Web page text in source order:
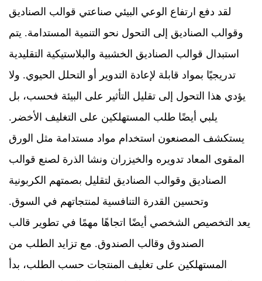
لقد دفع ارتفاع الوعي البيئي صناعتي قوالب الصناديق
وقوالب الصناديق إلى التحول نحو التنمية المستدامة. يتم
استبدال قوالب الصناديق الخشبية والبلاستيكية التقليدية
تدريجيًا بمواد قابلة لإعادة التدوير أو التحلل الحيوي. ولا
يؤدي هذا التحول إلى تقليل التأثير على البيئة فحسب، بل
يلبي أيضًا طلب المستهلكين على التغليف الأخضر.
يستكشف المصنعون استخدام مواد مستدامة مثل الورق
المقوى المعاد تدويره والخيزران ونشا الذرة لصنع قوالب
الصناديق وقوالب الصناديق لتقليل بصمتهم الكربونية
وتحسين القدرة التنافسية لمنتجاتهم في السوق.
يعد التخصيص الشخصي أيضًا اتجاهًا مهمًا في تطوير قالب
الصندوق وقالب الصندوق. مع تزايد الطلب من
المستهلكين على تغليف المنتجات حسب الطلب، بدأ